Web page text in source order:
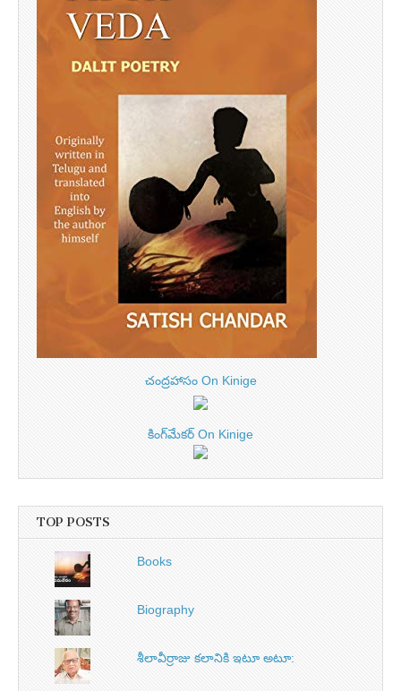
చంద్రహాసం On Kinige
కింగ్‌మేకర్ On Kinige
TOP POSTS
Books
Biography
శీలావీర్రాజు కలానికి ఇటూ అటూ: